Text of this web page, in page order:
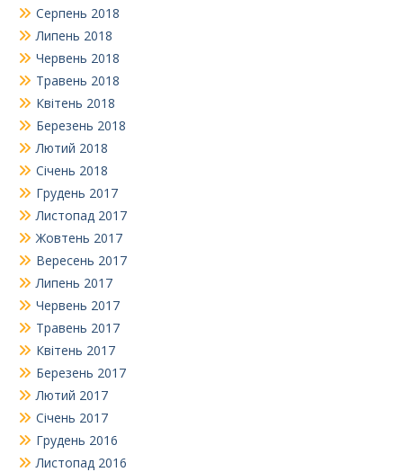
Серпень 2018
Липень 2018
Червень 2018
Травень 2018
Квітень 2018
Березень 2018
Лютий 2018
Січень 2018
Грудень 2017
Листопад 2017
Жовтень 2017
Вересень 2017
Липень 2017
Червень 2017
Травень 2017
Квітень 2017
Березень 2017
Лютий 2017
Січень 2017
Грудень 2016
Листопад 2016